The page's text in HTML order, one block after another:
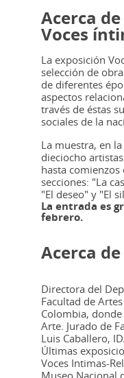
Acerca
Voces
La exposición
selección de
de diferentes
aspectos
través de éstas
sociales de la
La muestra, en
dieciocho
hasta comienzos
secciones: "La
"El deseo" y "El
La entrada es
febrero.
Acerca
Directora del
Facultad de
Colombia,
Arte. Jurado de
Luis Caballero,
Últimas
Voces Intimas-
Museo Nacional